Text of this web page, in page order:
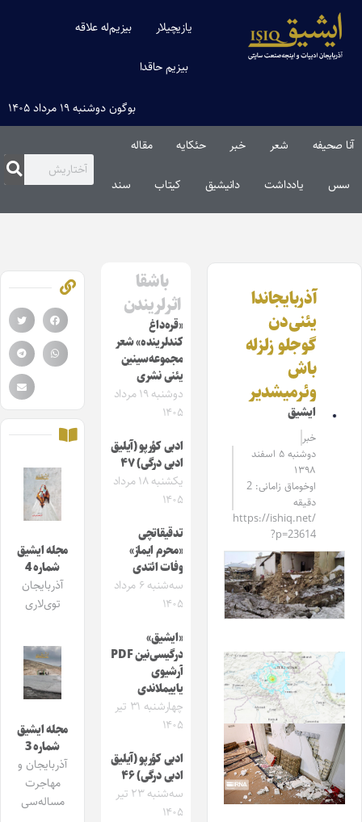
یازیچیلار بیزیم‌له علاقه
بیزیم حاقدا
بوگون دوشنبه ۱۹ مرداد ۱۴۰۵
آنا صحیفه شعر خبر حئکایه مقاله‌
سس یادداشت دانیشیق کیتاب سند
آذربایجاندا
یئنی‌دن
گوجلو زلزله
باش
وئرمیشدیر
ایشیق
خبر
دوشنبه ۵ اسفند
۱۳۹۸
اوخوماق زامانی: 2
دقیقه
https://ishiq.net/
?p=23614
باشقا
اثرلریندن
«قره‌داغ
کندلرینده» شعر
مجموعه‌سینین
یئنی نشری
دوشنبه ۱۹ مرداد
۱۴۰۵
ادبی کؤرپو (آیلیق
ادبی درگی) ۴۷
یکشنبه ۱۸ مرداد
۱۴۰۵
تدقیقاتچی
«محرم ایماز»
وفات ائتدی
سه‌شنبه ۶ مرداد
۱۴۰۵
«ایشیق»
درگیسی‌نین PDF
آرشیوی
یاییملاندی
چهارشنبه ۳۱ تیر
۱۴۰۵
ادبی کؤرپو (آیلیق
ادبی درگی) ۴۶
سه‌شنبه ۲۳ تیر
۱۴۰۵
مجله ایشیق
شماره 4
آذربایجان
توی‌لاری
مجله ایشیق
شماره 3
آذربایجان و
مهاجرت
مساله‌سی